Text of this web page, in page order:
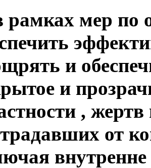
рамках мер по
и
и
,
от